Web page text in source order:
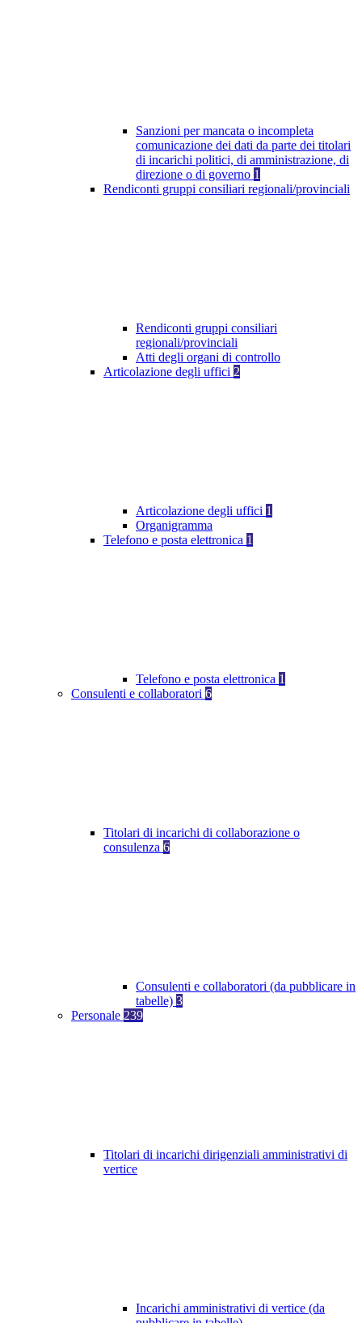
Sanzioni per mancata o incompleta
comunicazione dei dati da parte dei titolari
di incarichi politici, di amministrazione, di
direzione o di governo 1
Rendiconti gruppi consiliari regionali/provinciali
Rendiconti gruppi consiliari
regionali/provinciali
Atti degli organi di controllo
Articolazione degli uffici 2
Articolazione degli uffici 1
Organigramma
Telefono e posta elettronica 1
Telefono e posta elettronica 1
Consulenti e collaboratori 6
Titolari di incarichi di collaborazione o
consulenza 6
Consulenti e collaboratori (da pubblicare in
tabelle) 3
Personale 239
Titolari di incarichi dirigenziali amministrativi di
vertice
Incarichi amministrativi di vertice (da